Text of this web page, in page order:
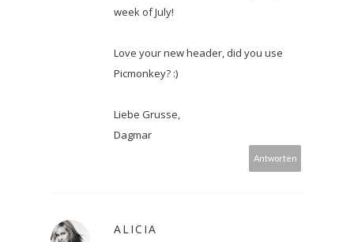
week of July!
Love your new header, did you use
Picmonkey? :)
Liebe Grusse,
Dagmar
Antworten
ALICIA